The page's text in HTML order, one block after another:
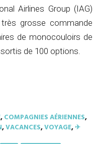
Airlines Group (IAG)
grosse commande
de monocouloirs de
de 100 options.
,COMPAGNIES AÉRIENNES,
,VACANCES,VOYAGE,✈︎